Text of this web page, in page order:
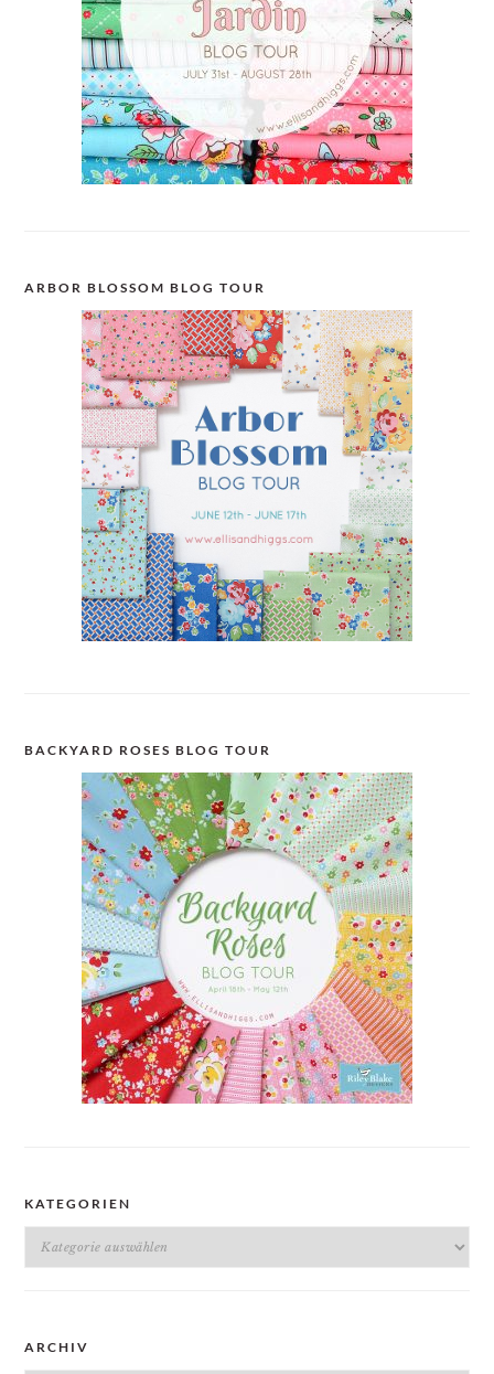
ARBOR BLOSSOM BLOG TOUR
BACKYARD ROSES BLOG TOUR
KATEGORIEN
Kategorien
ARCHIV